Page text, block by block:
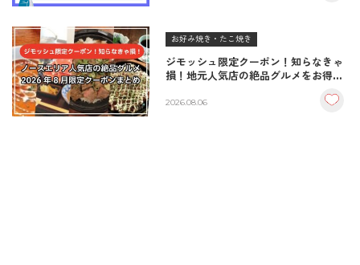
お好み焼き・たこ焼き
ジモッシュ限定クーポン！知らなきゃ
損！地元人気店の絶品グルメをお得に
2026.08.06